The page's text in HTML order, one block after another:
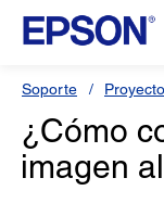
Soporte
¿Cómo
imagen